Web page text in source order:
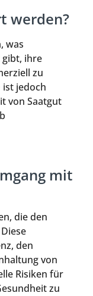
werden?
was
gibt, ihre
zu
ist jedoch
von Saatgut
mit
die den
den
von
Risiken für
zu